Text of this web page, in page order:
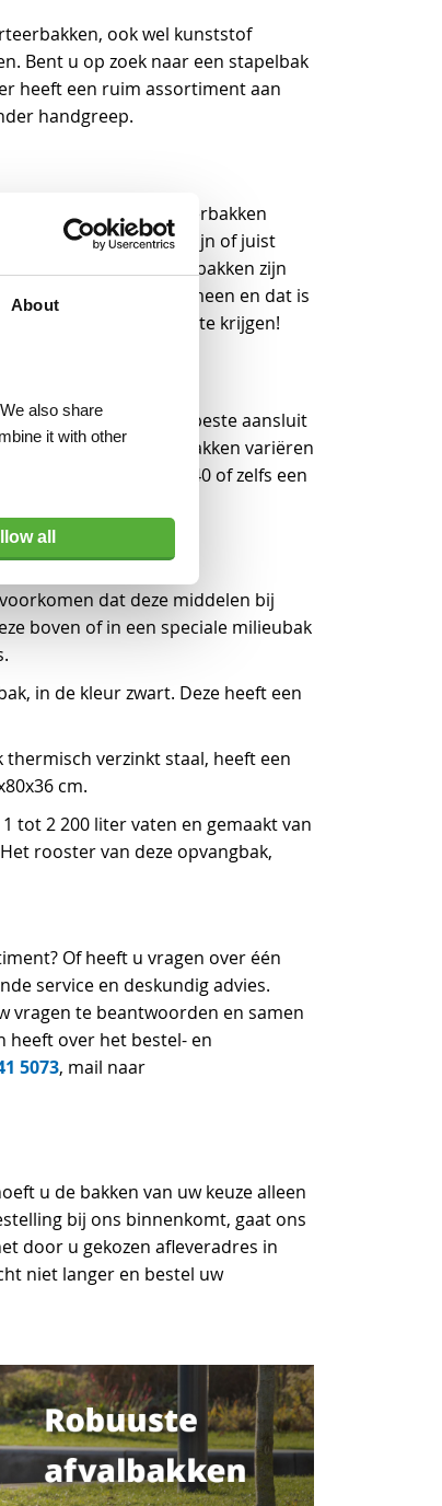
About
also share
it with other
all
ook wel kunststof
Bent u op zoek naar een stapelbak
heeft een ruim assortiment aan
handgreep.
voor niets vaak sorteerbakken
bergen in het magazijn of juist
Voor de sorteerbakken zijn
een eigenschap gemeen en dat is
en niet zomaar kapot te krijgen!
kiezen welke bak het beste aansluit
van deze sorteerbakken variëren
kies voor een 20, 40 of zelfs een
dat deze middelen bij
boven of in een speciale milieubak
in de kleur zwart. Deze heeft een
thermisch verzinkt staal, heeft een
cm.
tot 2 200 liter vaten en gemaakt van
rooster van deze opvangbak,
Of heeft u vragen over één
service en deskundig advies.
vragen te beantwoorden en samen
heeft over het bestel- en
5073, mail naar
u de bakken van uw keuze alleen
bij ons binnenkomt, gaat ons
door u gekozen afleveradres in
niet langer en bestel uw